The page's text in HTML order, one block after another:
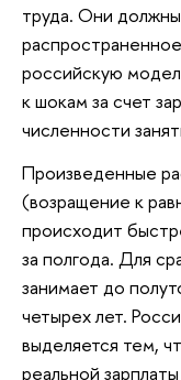
труда. Они
российскую
к шокам за счет
численности
Произведенные
(возращение к
происходит
за полгода. Для
занимает до
четырех лет.
выделяется тем,
реальной